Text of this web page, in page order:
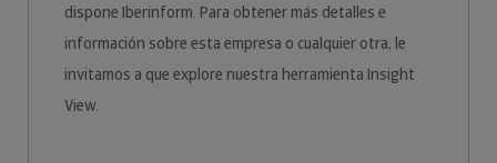
dispone Iberinform. Para obtener más detalles e
información sobre esta empresa o cualquier otra, le
invitamos a que explore nuestra herramienta Insight
View.